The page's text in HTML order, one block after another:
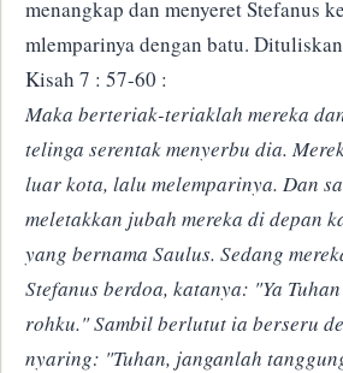
menangkap dan menyeret Stefanus
mlemparinya dengan batu.
Kisah 7 : 57-60 :
Maka berteriak-teriaklah mereka
telinga serentak menyerbu dia.
luar kota, lalu melemparinya. Dan
meletakkan jubah mereka di depan
yang bernama Saulus. Sedang
Stefanus berdoa, katanya: "Ya
rohku." Sambil berlutut ia berseru
nyaring: "Tuhan, janganlah